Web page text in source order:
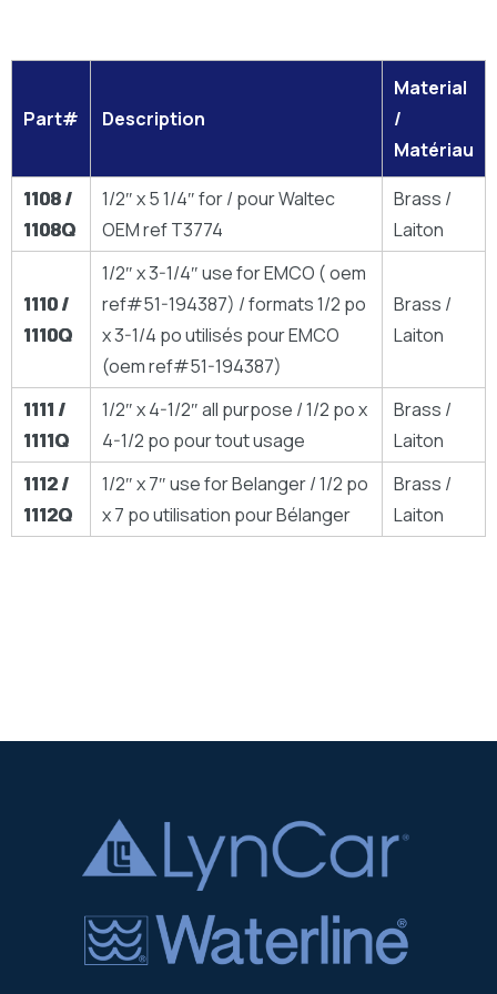
Part# Description
Material
/
Matériau
1108 /
1108Q
1/2″ x 5 1/4″ for / pour Waltec
OEM ref T3774
Brass /
Laiton
1110 /
1110Q
1/2″ x 3-1/4″ use for EMCO ( oem
ref#51-194387) / formats 1/2 po
x 3-1/4 po utilisés pour EMCO
(oem ref#51-194387)
Brass /
Laiton
1111 /
1111Q
1/2″ x 4-1/2″ all purpose / 1/2 po x
4-1/2 po pour tout usage
Brass /
Laiton
1112 /
1112Q
1/2″ x 7″ use for Belanger / 1/2 po
x 7 po utilisation pour Bélanger
Brass /
Laiton